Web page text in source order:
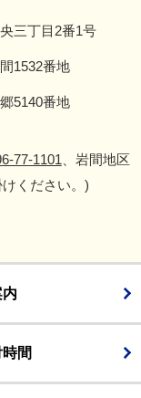
三丁目2番1号
1532番地
5140番地
77-1101 、岩間地区
ください。)
間